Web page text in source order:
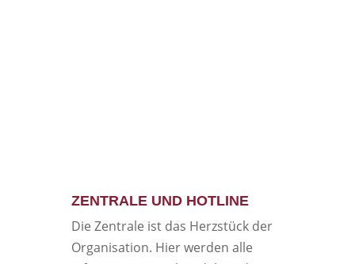
ZENTRALE UND HOTLINE
Die Zentrale ist das Herzstück der
Organisation. Hier werden alle